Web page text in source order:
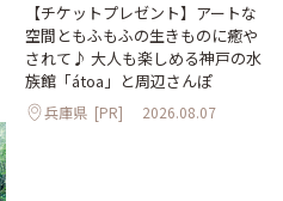
【チケットプレゼント】アートな
空間ともふもふの生きものに癒や
されて♪ 大人も楽しめる神戸の水
族館「átoa」と周辺さんぽ
兵庫県 [PR] 2026.08.07